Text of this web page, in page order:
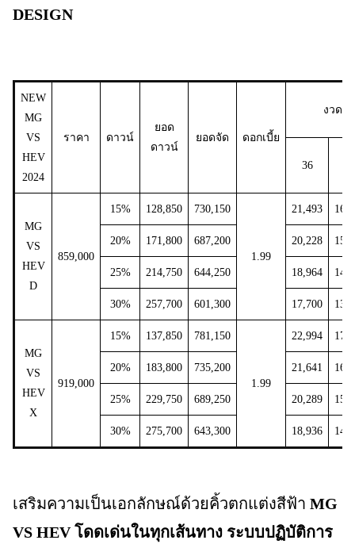
DESIGN
NEW
MG
VS
HEV
2024
ราคา ดาวน์
ยอด
ดาวน์
ยอดจัด ดอกเบี้ย
งวด/
36
MG
VS
HEV
D
859,000
15% 128,850 730,150
1.99
21,493
20% 171,800 687,200 20,228
25% 214,750 644,250 18,964
30% 257,700 601,300 17,700
MG
VS
HEV
X
919,000
15% 137,850 781,150
1.99
22,994
20% 183,800 735,200 21,641
25% 229,750 689,250 20,289
30% 275,700 643,300 18,936
เสริมความเป็นเอกลักษณ์ด้วยคิ้วตกแต่งสีฟ้า MG
VS HEV โดดเด่นในทุกเส้นทาง ระบบปฏิบัติการ